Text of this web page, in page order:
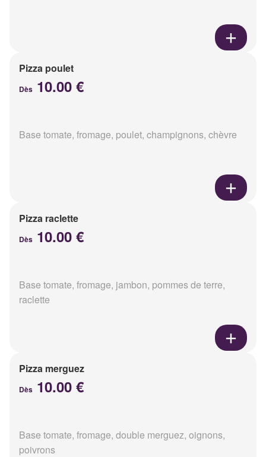
Pizza poulet
Dès 10.00 €
Base tomate, fromage, poulet, champignons, chèvre
Pizza raclette
Dès 10.00 €
Base tomate, fromage, jambon, pommes de terre,
raclette
Pizza merguez
Dès 10.00 €
Base tomate, fromage, double merguez, oignons,
poivrons